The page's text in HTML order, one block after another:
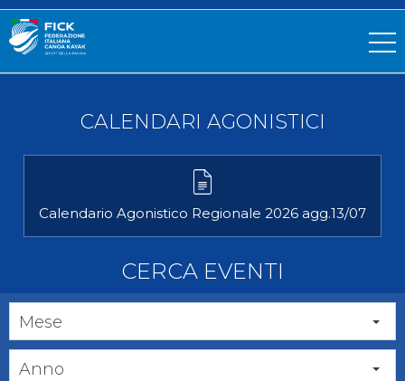
CALENDARI AGONISTICI
Calendario Agonistico Regionale 2026 agg.13/07
CERCA EVENTI
Mese
Anno